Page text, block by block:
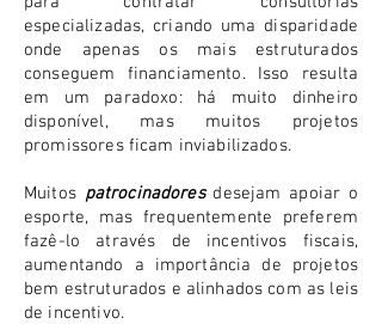
especializadas, criando uma disparidade
onde apenas os mais estruturados
conseguem financiamento. Isso resulta
em um paradoxo: há muito dinheiro
disponível, mas muitos projetos
promissores ficam inviabilizados.
Muitos patrocinadoresdesejam apoiar o
esporte, mas frequentemente preferem
fazê-lo através de incentivos fiscais,
aumentando a importância de projetos
bem estruturados e alinhados com as leis
de incentivo.